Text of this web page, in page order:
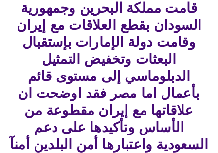
قامت مملكة البحرين وجمهورية
السودان بقطع العلاقات مع إيران
وقامت دولة الإمارات بإستقبال
البعثات وتخفيض التمثيل
الدبلوماسي إلى مستوى قائم
بأعمال اما مصر فقد اوضحت ان
علاقاتها مع إيران مقطوعة من
الأساس وتأكيدها على دعم
السعودية واعتبارها أمن البلدين أمنآ